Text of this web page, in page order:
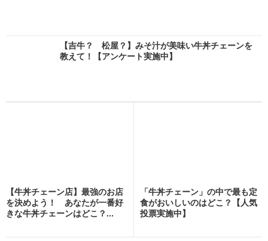
【吉牛？ 松屋？】みそ汁が美味い牛丼チェーンを
教えて！【アンケート実施中】
【牛丼チェーン店】最強のお店
を決めよう！ あなたが一番好
きな牛丼チェーンはどこ？...
「牛丼チェーン」の中で最も定
食がおいしいのはどこ？【人気
投票実施中】